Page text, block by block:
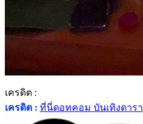
เครดิต :
เครดิต : ที่นี่ดอทคอม บันเทิงดารา